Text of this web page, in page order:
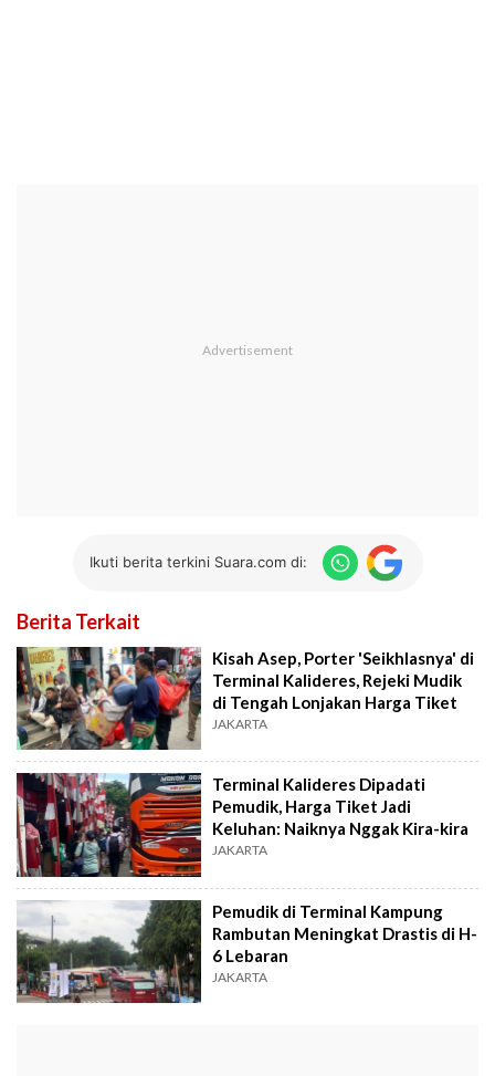
Ikuti berita terkini Suara.com di:
Berita Terkait
Kisah Asep, Porter 'Seikhlasnya' di
Terminal Kalideres, Rejeki Mudik
di Tengah Lonjakan Harga Tiket
JAKARTA
Terminal Kalideres Dipadati
Pemudik, Harga Tiket Jadi
Keluhan: Naiknya Nggak Kira-kira
JAKARTA
Pemudik di Terminal Kampung
Rambutan Meningkat Drastis di H-
6 Lebaran
JAKARTA